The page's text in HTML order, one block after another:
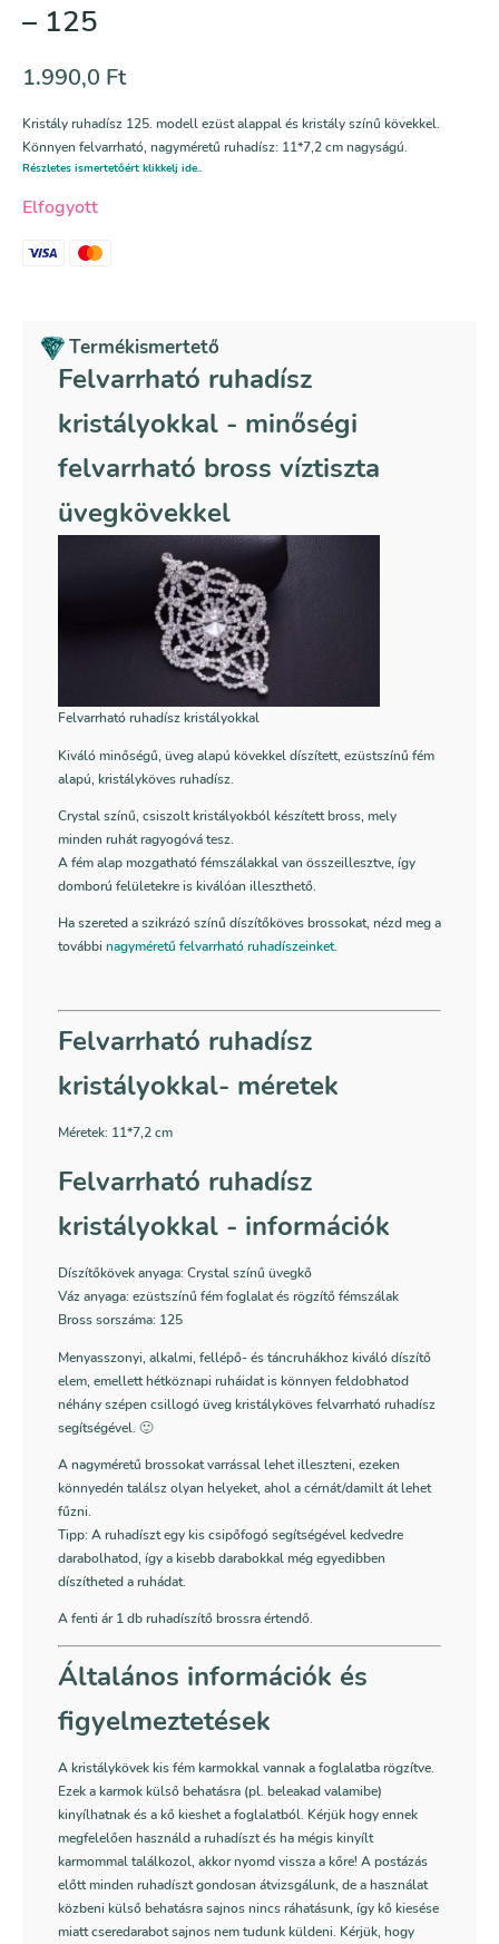
– 125
1.990,0 Ft
Kristály ruhadísz 125. modell ezüst alappal és kristály színű kövekkel.
Könnyen felvarrható, nagyméretű ruhadísz: 11*7,2 cmnagyságú.
Részletes ismertetőért klikkelj ide..
Elfogyott
Termékismertető
Felvarrható ruhadísz
kristályokkal - minőségi
felvarrható bross víztiszta
üvegkövekkel
Felvarrható ruhadísz kristályokkal
Kiváló minőségű, üveg alapú kövekkel díszített, ezüstszínű fém
alapú, kristályköves ruhadísz.
Crystal színű, csiszolt kristályokból készített bross, mely
minden ruhát ragyogóvá tesz.
A fém alap mozgatható fémszálakkal van összeillesztve, így
domború felületekre is kiválóan illeszthető.
Ha szereted a szikrázó színű díszítőköves brossokat, nézd meg a
további nagyméretű felvarrható ruhadíszeinket.
Felvarrható ruhadísz
kristályokkal- méretek
Méretek: 11*7,2 cm
Felvarrható ruhadísz
kristályokkal - információk
Díszítőkövek anyaga: Crystal színű üvegkő
Váz anyaga: ezüstszínű fém foglalat és rögzítő fémszálak
Bross sorszáma: 125
Menyasszonyi, alkalmi, fellépő- és táncruhákhoz kiváló díszítő
elem, emellett hétköznapi ruháidat is könnyen feldobhatod
néhány szépen csillogó üveg kristályköves felvarrható ruhadísz
segítségével. 🙂
A nagyméretű brossokat varrással lehet illeszteni, ezeken
könnyedén találsz olyan helyeket, ahol a cérnát/damilt át lehet
fűzni.
Tipp: A ruhadíszt egy kis csipőfogó segítségével kedvedre
darabolhatod, így a kisebb darabokkal még egyedibben
díszítheted a ruhádat.
A fenti ár 1 db ruhadíszítő brossra értendő.
Általános információk és
figyelmeztetések
A kristálykövek kis fém karmokkal vannak a foglalatba rögzítve.
Ezek a karmok külső behatásra (pl. beleakad valamibe)
kinyílhatnak és a kő kieshet a foglalatból. Kérjük hogy ennek
megfelelően használd a ruhadíszt és ha mégis kinyílt
karmommal találkozol, akkor nyomd vissza a kőre! A postázás
előtt minden ruhadíszt gondosan átvizsgálunk, de a használat
közbeni külső behatásra sajnos nincs ráhatásunk, így kő kiesése
miatt cseredarabot sajnos nem tudunk küldeni. Kérjük, hogy